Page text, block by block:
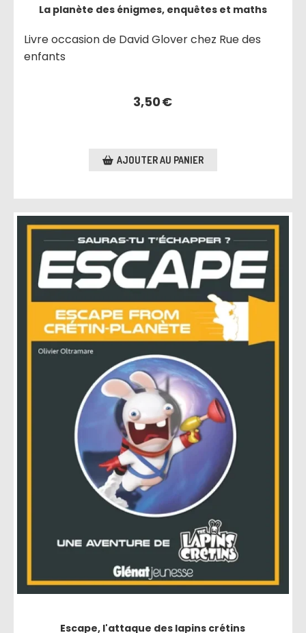
La planète des énigmes, enquêtes et maths
Livre occasion de David Glover chez Rue des
enfants
3,50€
AJOUTER AU PANIER
Escape, l'attaque des lapins crétins